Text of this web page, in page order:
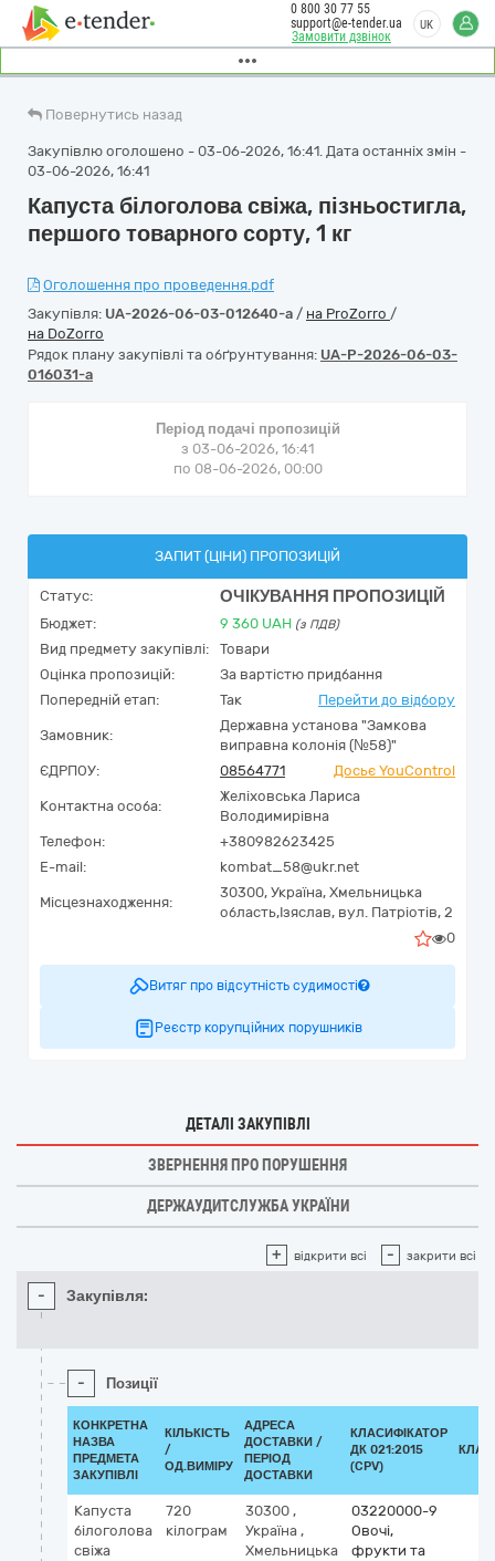
Замовити дзвінок
0 800 30 77 55
support@e-tender.ua
UK
Повернутись назад
Закупівлю оголошено - 03-06-2026, 16:41. Дата останніх змін -
03-06-2026, 16:41
Капуста білоголова свіжа, пізньостигла,
першого товарного сорту, 1 кг
Оголошення про проведення.pdf
Закупівля: UA-2026-06-03-012640-a / на ProZorro /
на DoZorro
Рядок плану закупівлі та обґрунтування: UA-P-2026-06-03-
016031-a
Період подачі пропозицій
з 03-06-2026, 16:41
по 08-06-2026, 00:00
ЗАПИТ (ЦІНИ) ПРОПОЗИЦІЙ
Статус: ОЧІКУВАННЯ ПРОПОЗИЦІЙ
Бюджет: 9 360 UAH (з ПДВ)
Вид предмету закупівлі:
Товари
Оцінка пропозицій:
За вартістю придбання
Попередній етап:
Так Перейти до відбору
Замовник:
Державна установа "Замкова
виправна колонія (№58)"
ЄДРПОУ:
08564771 Досьє YouControl
Контактна особа:
Желіховська Лариса
Володимирівна
Телефон:
+380982623425
E-mail:
kombat_58@ukr.net
Місцезнаходження:
30300, Україна, Хмельницька
область,Ізяслав, вул. Патріотів, 2
0
Витяг про відсутність судимості
Реєстр корупційних порушників
ДЕТАЛІ ЗАКУПІВЛІ
ЗВЕРНЕННЯ ПРО ПОРУШЕННЯ
ДЕРЖАУДИТСЛУЖБА УКРАЇНИ
+ відкрити всі - закрити всі
- Закупівля:
- Позиції
КОНКРЕТНА
НАЗВА
ПРЕДМЕТА
ЗАКУПІВЛІ
КІЛЬКІСТЬ
/
ОД.ВИМІРУ
АДРЕСА
ДОСТАВКИ /
ПЕРІОД
ДОСТАВКИ
КЛАСИФІКАТОР
ДК 021:2015
(CPV)
Капуста
білоголова
свіжа
720
кілограм
30300 ,
Україна ,
Хмельницька
03220000-9
Овочі,
фрукти та